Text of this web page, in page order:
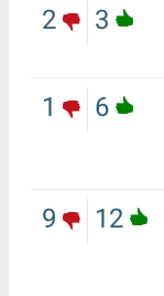
3
2
6
1
12
9